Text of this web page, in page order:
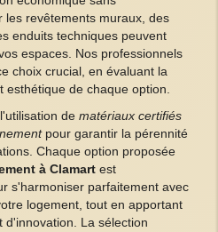
les revêtements muraux, des
enduits techniques peuvent
espaces. Nos professionnels
choix crucial, en évaluant la
esthétique de chaque option.
de matériaux certifiés
pour garantir la pérennité
Chaque option proposée
à Clamart est
s'harmoniser parfaitement avec
logement, tout en apportant
d'innovation. La sélection